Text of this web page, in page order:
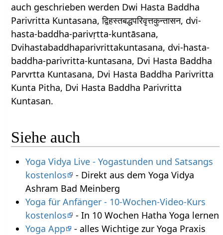
auch geschrieben werden Dwi Hasta Baddha
Parivritta Kuntasana, द्विहस्तबद्धपरिवृत्तकुन्तासन, dvi-
hasta-baddha-parivṛtta-kuntāsana,
Dvihastabaddhaparivrittakuntasana, dvi-hasta-
baddha-parivritta-kuntasana, Dvi Hasta Baddha
Parvrtta Kuntasana, Dvi Hasta Baddha Parivritta
Kunta Pitha, Dvi Hasta Baddha Parivritta
Kuntasan.
Siehe auch
Yoga Vidya Live - Yogastunden und Satsangs
kostenlos
- Direkt aus dem Yoga Vidya
Ashram Bad Meinberg
Yoga für Anfänger - 10-Wochen-Video-Kurs
kostenlos
- In 10 Wochen Hatha Yoga lernen
Yoga App
- alles Wichtige zur Yoga Praxis